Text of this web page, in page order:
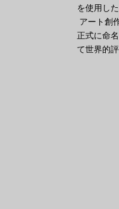
を使用し
アート創
正式に命
て世界的